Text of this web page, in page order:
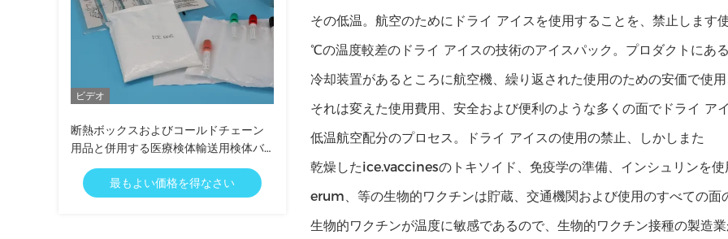
ビデオ
断熱ボックスおよびコールドチェーン
用品と併用する医療検体輸送用検体バ
ッグ
最もよい価格を得なさい
その低温。航空のためにドライ アイスを使用することを、禁止します
℃の温度較差のドライ アイスの技術のアイスパック。プロダクトにあ
冷却装置があるところに航空機、繰り返された使用のための安価で使用
それは変えた使用費用、安全および便利のような多くの面でドライ ア
低温航空配分のプロセス。ドライ アイスの使用の禁止、しかしまた
乾燥したice.vaccinesのトキソイド、免疫学の準備、インシュリンを
erum、等の生物的ワクチンは貯蔵、交通機関および使用のすべての面
生物的ワクチンが温度に敏感であるので、生物的ワクチン接種の製造業